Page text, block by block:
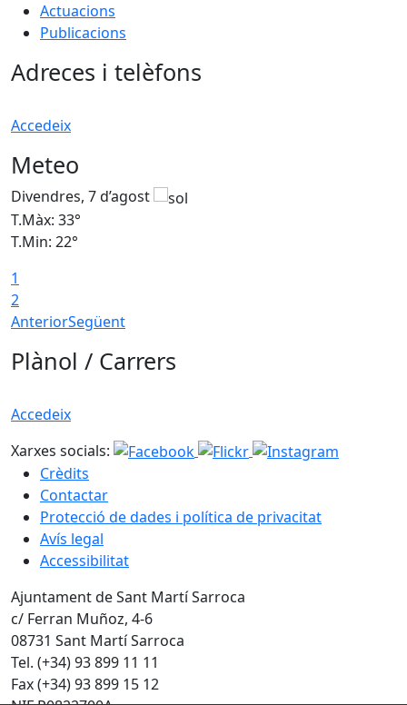
Actuacions
Publicacions
Adreces i telèfons
Accedeix
Meteo
Divendres, 7 d’agost
T.Màx: 33°
T.Min: 22°
1
2
AnteriorSegüent
Plànol / Carrers
Accedeix
Xarxes socials:
Crèdits
Contactar
Protecció de dades i política de privacitat
Avís legal
Accessibilitat
Ajuntament de Sant Martí Sarroca
c/ Ferran Muñoz, 4-6
08731 Sant Martí Sarroca
Tel. (+34) 93 899 11 11
Fax (+34) 93 899 15 12